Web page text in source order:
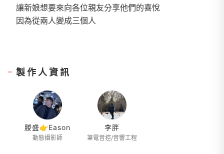
讓新娘想要來向各位親友分享他們的喜悅
因為從兩人變成三個人
製作人資訊
媵盛👉Eason
動態攝影師
李胖
筆電音控/音響工程